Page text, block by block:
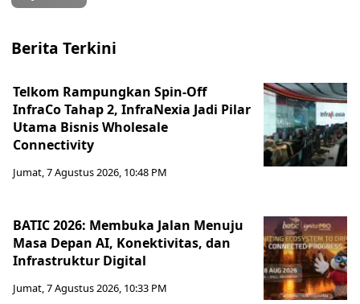
Berita Terkini
Telkom Rampungkan Spin-Off
InfraCo Tahap 2, InfraNexia Jadi Pilar
Utama Bisnis Wholesale
Connectivity
Jumat, 7 Agustus 2026, 10:48 PM
BATIC 2026: Membuka Jalan Menuju
Masa Depan AI, Konektivitas, dan
Infrastruktur Digital
Jumat, 7 Agustus 2026, 10:33 PM